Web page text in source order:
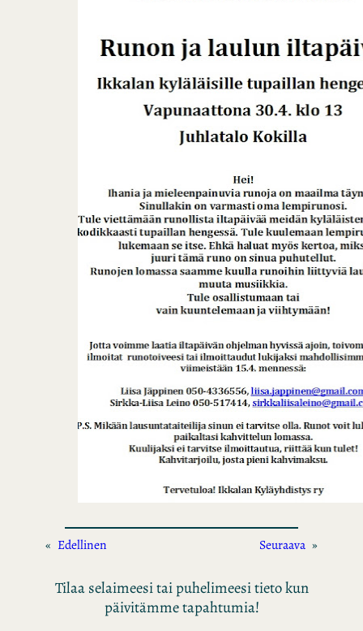
« Edellinen Seuraava »
Tilaa selaimeesi tai puhelimeesi tieto kun
päivitämme tapahtumia!